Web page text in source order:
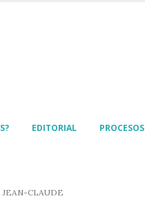
EDITORIAL PROCESOS
JEAN-CLAUDE